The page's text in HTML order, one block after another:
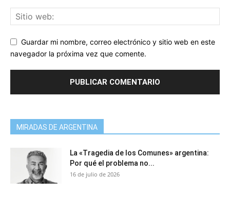
Guardar mi nombre, correo electrónico y sitio web en este
navegador la próxima vez que comente.
MIRADAS DE ARGENTINA
La «Tragedia de los Comunes» argentina:
Por qué el problema no...
16 de julio de 2026